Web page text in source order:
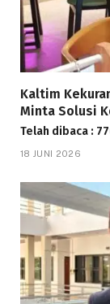
Kaltim
Minta Solusi
Telah dibaca :
18 JUNI 2026